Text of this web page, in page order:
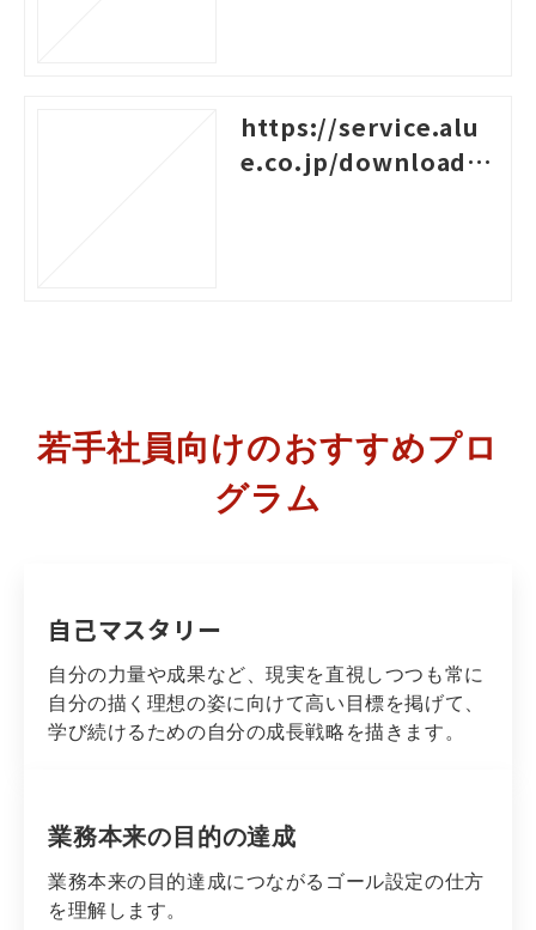
https://service.alu
e.co.jp/download/4
若手社員向けのおすすめプロ
グラム
自己マスタリー
自分の力量や成果など、現実を直視しつつも常に
自分の描く理想の姿に向けて高い目標を掲げて、
学び続けるための自分の成長戦略を描きます。
業務本来の目的の達成
業務本来の目的達成につながるゴール設定の仕方
を理解します。